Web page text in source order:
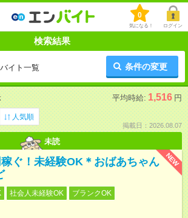
0
気になる！ ログイン
検索結果
イト一覧 条件の変更
平均時給: 1,516 円
人気順
掲載日：2026.08.07
未読
NEW
ぐ！未経験OK＊おばあちゃん
社会人未経験OK
ブランクOK